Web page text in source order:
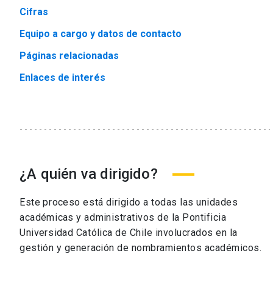
Cifras
Equipo a cargo y datos de contacto
Páginas relacionadas
Enlaces de interés
¿A quién va dirigido?
Este proceso está dirigido a todas las unidades
académicas y administrativos de la Pontificia
Universidad Católica de Chile involucrados en la
gestión y generación de nombramientos académicos.